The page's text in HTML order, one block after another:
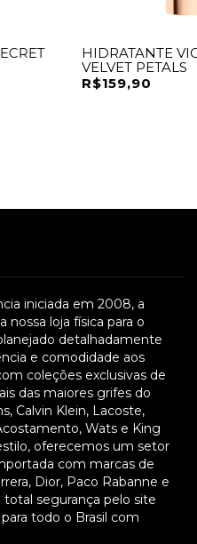
HIDRATANTE
VELVET PETALS
R$159,90
iniciada em 2008, a
nossa loja física para o
detalhadamente
e comodidade aos
coleções exclusivas de
das maiores grifes do
Calvin Klein, Lacoste,
Wats e King
oferecemos um setor
com marcas de
Dior, Paco Rabanne e
segurança pelo site
todo o Brasil com